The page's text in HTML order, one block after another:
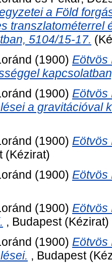
a Föld
transzlatométerrel
5104/15-17.
(1900) Eötvös
(1900) Eötvös
a gravitációval
(1900) Eötvös
(Kézirat)
(1900) Eötvös
(1900) Eötvös
, Budapest (Kézirat)
(1900) Eötvös
, Budapest